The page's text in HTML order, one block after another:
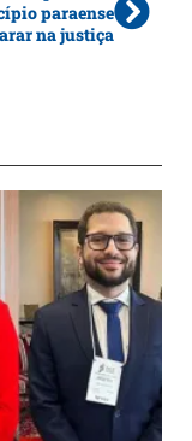
paraense
na justiça